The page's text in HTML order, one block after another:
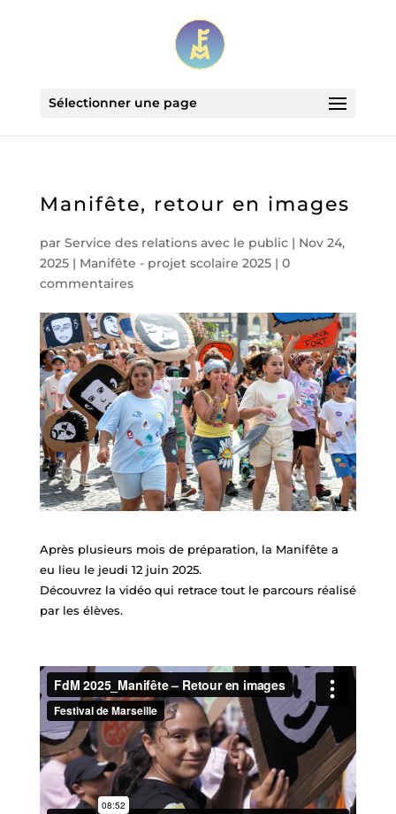
Sélectionner une page
Manifête, retour en images
par Service des relations avec le public| Nov 24,
2025| Manifête - projet scolaire 2025| 0
commentaires
Après plusieurs mois de préparation, la Manifête a
eu lieu le jeudi 12 juin 2025.
Découvrez la vidéo qui retrace tout le parcours réalisé
par les élèves.